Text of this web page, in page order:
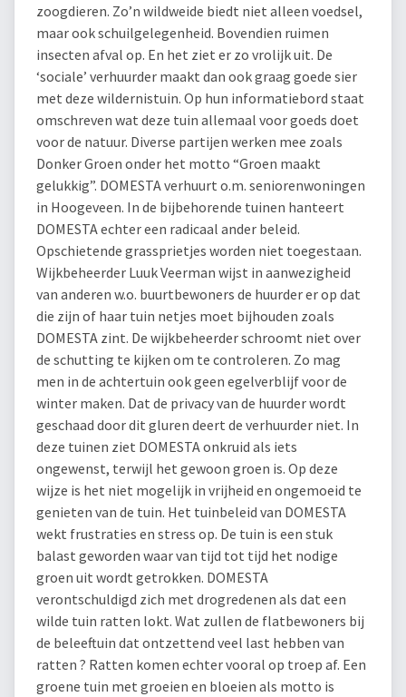
zoogdieren. Zo’n wildweide biedt niet alleen voedsel,
maar ook schuilgelegenheid. Bovendien ruimen
insecten afval op. En het ziet er zo vrolijk uit. De
‘sociale’ verhuurder maakt dan ook graag goede sier
met deze wildernistuin. Op hun informatiebord staat
omschreven wat deze tuin allemaal voor goeds doet
voor de natuur. Diverse partijen werken mee zoals
Donker Groen onder het motto “Groen maakt
gelukkig”. DOMESTA verhuurt o.m. seniorenwoningen
in Hoogeveen. In de bijbehorende tuinen hanteert
DOMESTA echter een radicaal ander beleid.
Opschietende grassprietjes worden niet toegestaan.
Wijkbeheerder Luuk Veerman wijst in aanwezigheid
van anderen w.o. buurtbewoners de huurder er op dat
die zijn of haar tuin netjes moet bijhouden zoals
DOMESTA zint. De wijkbeheerder schroomt niet over
de schutting te kijken om te controleren. Zo mag
men in de achtertuin ook geen egelverblijf voor de
winter maken. Dat de privacy van de huurder wordt
geschaad door dit gluren deert de verhuurder niet. In
deze tuinen ziet DOMESTA onkruid als iets
ongewenst, terwijl het gewoon groen is. Op deze
wijze is het niet mogelijk in vrijheid en ongemoeid te
genieten van de tuin. Het tuinbeleid van DOMESTA
wekt frustraties en stress op. De tuin is een stuk
balast geworden waar van tijd tot tijd het nodige
groen uit wordt getrokken. DOMESTA
verontschuldigd zich met drogredenen als dat een
wilde tuin ratten lokt. Wat zullen de flatbewoners bij
de beleeftuin dat ontzettend veel last hebben van
ratten ? Ratten komen echter vooral op troep af. Een
groene tuin met groeien en bloeien als motto is